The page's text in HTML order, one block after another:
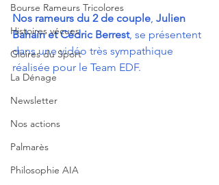
Bourse Rameurs Tricolores
Histoires vécues
Gloires du Sport
La Dénage
Newsletter
Nos actions
Palmarès
Philosophie AIA
Nos rameurs du 2 de couple, Julien
Bahain et Cédric Berrest, se présentent
dans une vidéo très sympathique
réalisée pour le Team EDF.